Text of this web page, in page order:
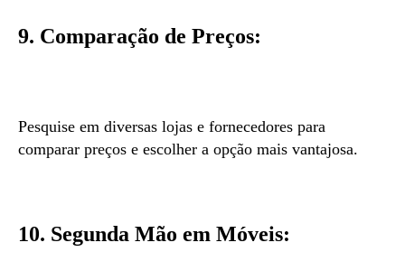
9. Comparação de Preços:
Pesquise em diversas lojas e fornecedores para
comparar preços e escolher a opção mais vantajosa.
10. Segunda Mão em Móveis: